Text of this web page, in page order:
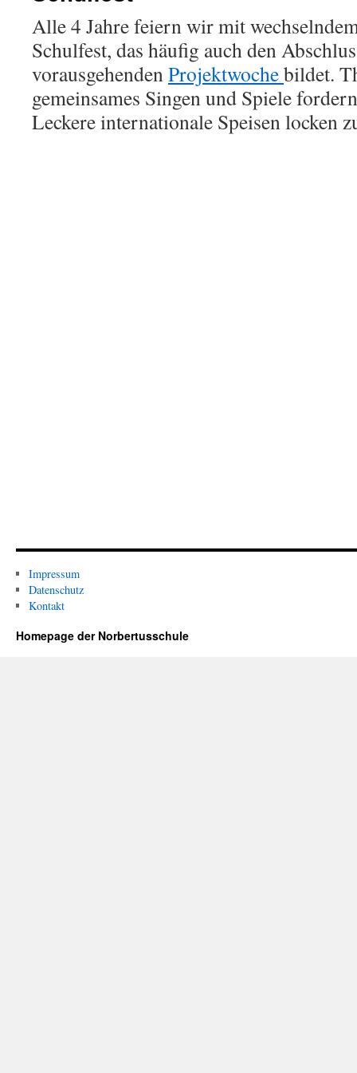
Alle 4 Jahre feiern wir mit
Schulfest, das häufig auch den
vorausgehendenProjektwochebildet.
gemeinsames Singen und Spiele
Leckere internationale Speisen locken
Impressum
Datenschutz
Kontakt
Homepage der Norbertusschule